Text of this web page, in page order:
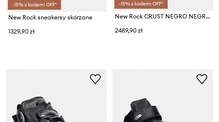
-15% z kodem: OFF*
New Rock sneakersy skórzane
1329,90 zł
-15% z kodem: OFF*
New Rock CRUST NEGRO NEGRO, FIRE CASCO sneakersy damskie skórzane
2489,90 zł